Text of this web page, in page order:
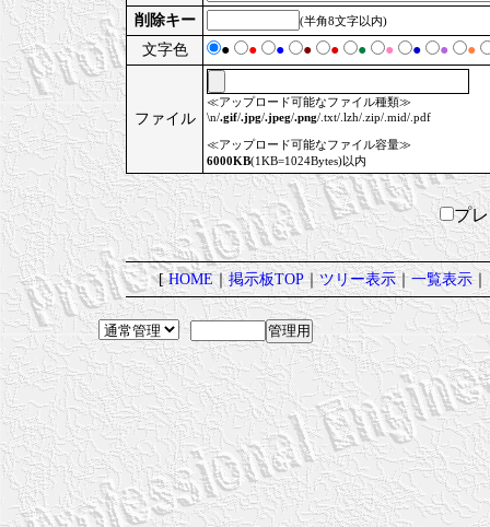
削除キー
(半角8文字以内)
文字色 ● ● ● ● ● ● ● ● ● ●
ファイル
≪アップロード可能なファイル種類≫
\n/.gif/.jpg/.jpeg/.png/.txt/.lzh/.zip/.mid/.pdf
≪アップロード可能なファイル容量≫
6000KB(1KB=1024Bytes)以内
プ
[HOME｜掲示板TOP｜ツリー表示｜一覧表示｜